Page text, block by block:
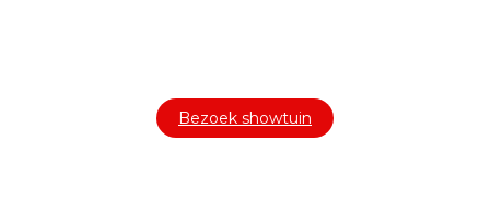
Bezoek showtuin